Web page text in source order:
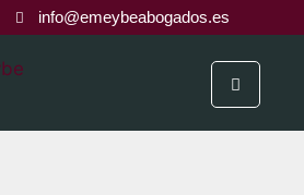
info@emeybeabogados.es